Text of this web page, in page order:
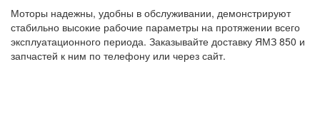
Моторы надежны, удобны в обслуживании, демонстрируют
стабильно высокие рабочие параметры на протяжении всего
эксплуатационного периода. Заказывайте доставку ЯМЗ 850 и
запчастей к ним по телефону или через сайт.